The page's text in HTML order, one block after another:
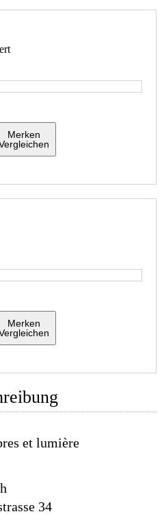
Merken
Merken
et lumière
34